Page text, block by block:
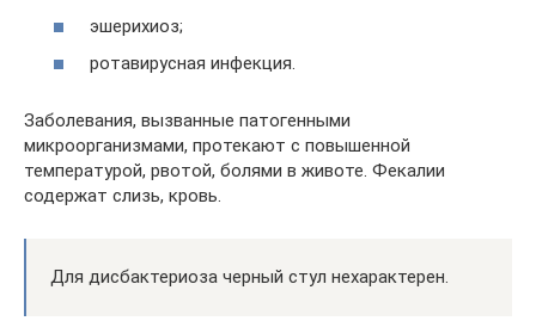
эшерихиоз;
ротавирусная инфекция.
Заболевания, вызванные патогенными
микроорганизмами, протекают с повышенной
температурой, рвотой, болями в животе. Фекалии
содержат слизь, кровь.
Для дисбактериоза черный стул нехарактерен.